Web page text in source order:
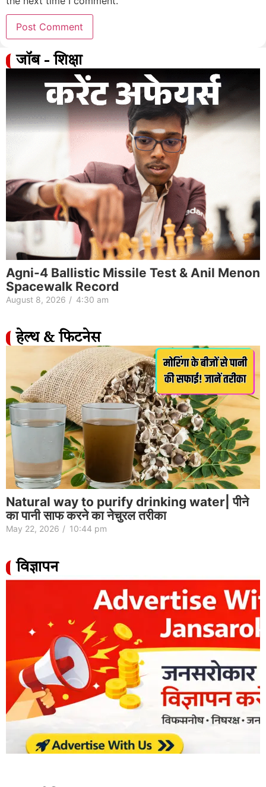
जॉब - शिक्षा
Agni-4 Ballistic Missile Test & Anil Menon
Spacewalk Record
August 8, 2026 / 4:30 am
हेल्थ & फिटनेस
Natural way to purify drinking water| पीने
का पानी साफ करने का नेचुरल तरीका
May 22, 2026 / 10:44 pm
विज्ञापन